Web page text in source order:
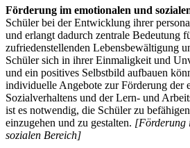
Förderung im emotionalen und
Schüler bei der Entwicklung ihrer
und erlangt dadurch zentrale Bedeutung
zufriedenstellenden Lebensbewältigung
Schüler sich in ihrer Einmaligkeit und
und ein positives Selbstbild aufbauen
individuelle Angebote zur Förderung der
Sozialverhaltens und der Lern- und
ist es notwendig, die Schüler zu
einzugehen und zu gestalten. [Förderung
sozialen Bereich]